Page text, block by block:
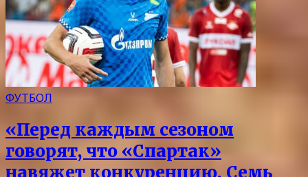
ФУТБОЛ
«Перед каждым сезоном
говорят, что «Спартак»
навяжет конкуренцию. Семь